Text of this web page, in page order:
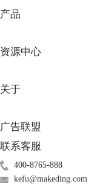
然后点击”扫描驱动器“，
产品
资源中心
关于
广告联盟
联系客服
400-8765-888
kefu@makeding.com